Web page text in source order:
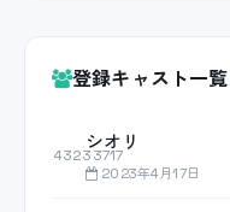
登録キャスト一覧
43233717
シオリ
2023年4月17日